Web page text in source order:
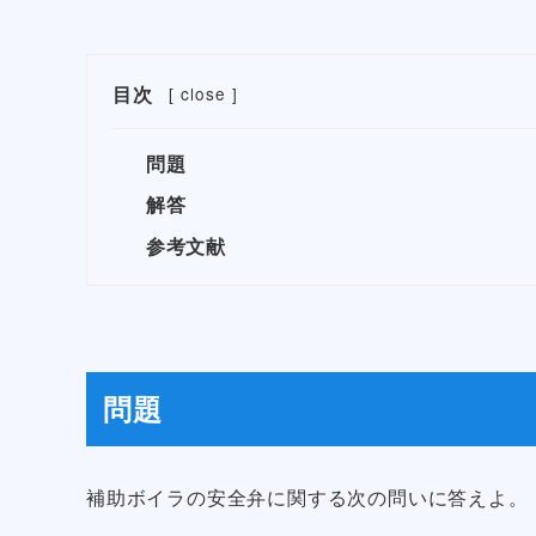
目次 [ close ]
問題
解答
参考文献
問題
補助ボイラの安全弁に関する次の問いに答えよ。